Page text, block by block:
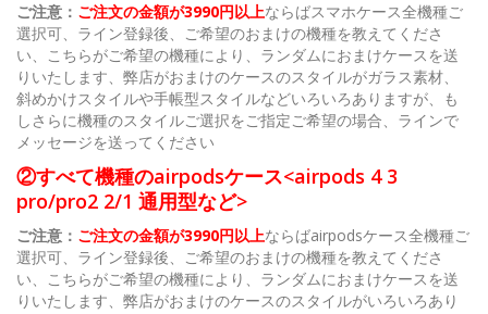
ご注意： ご注文の金額が3990円以上ならばスマホケース全機種ご
選択可、ライン登録後、ご希望のおまけの機種を教えてくださ
い、こちらがご希望の機種により、ランダムにおまけケースを送
りいたします、弊店がおまけのケースのスタイルがガラス素材、
斜めかけスタイルや手帳型スタイルなどいろいろありますが、も
しさらに機種のスタイルご選択をご指定ご希望の場合、ラインで
メッセージを送ってください
②すべて機種のairpodsケース<airpods 4 3
pro/pro2 2/1 通用型など>
ご注意： ご注文の金額が3990円以上ならばairpodsケース全機種ご
選択可、ライン登録後、ご希望のおまけの機種を教えてくださ
い、こちらがご希望の機種により、ランダムにおまけケースを送
りいたします、弊店がおまけのケースのスタイルがいろいろあり